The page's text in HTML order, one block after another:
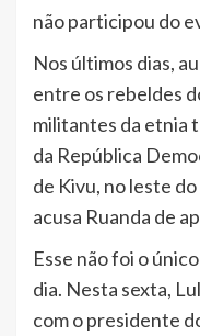
não participou do
Nos últimos dias,
entre os rebeldes
militantes da etnia
da República
de Kivu, no leste
acusa Ruanda de
Esse não foi o
dia. Nesta sexta,
com o presidente